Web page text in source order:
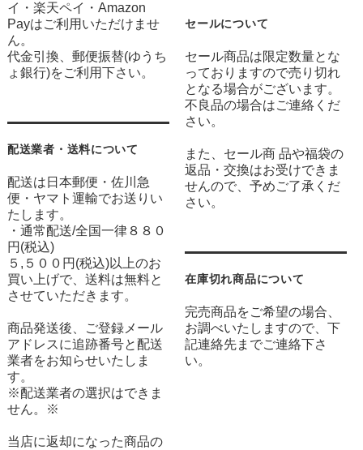
イ・楽天ペイ・Amazon
Payはご利用いただけませ
ん。
代金引換、郵便振替(ゆうち
ょ銀行)をご利用下さい。
配送業者・送料について
配送は日本郵便・佐川急
便・ヤマト運輸でお送りい
たします。
・通常配送/全国一律８８０
円(税込)
５,５００円(税込)以上のお
買い上げで、送料は無料と
させていただきます。
商品発送後、ご登録メール
アドレスに追跡番号と配送
業者をお知らせいたしま
す。
※配送業者の選択はできま
せん。※
当店に返却になった商品の
セールについて
セール商品は限定数量とな
っておりますので売り切れ
となる場合がございます。
不良品の場合はご連絡くだ
さい。
また、セール商 品や福袋の
返品・交換はお受けできま
せんので、予めご了承くだ
さい。
在庫切れ商品について
完売商品をご希望の場合、
お調べいたしますので、下
記連絡先までご連絡下さ
い。